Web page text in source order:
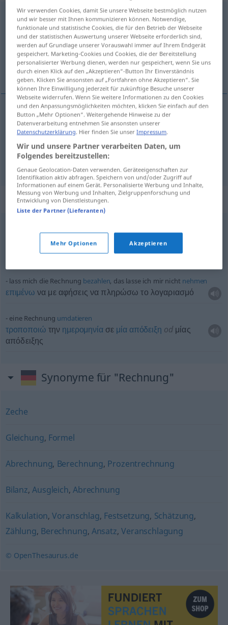
Rechnungf <-;-en>
Übersicht aller Übersetzungen
(Für mehr Details die Übersetzung anklicken/antippen)
υπολογισμός, λογαριασμός
υπολογισμόςm Rechnung MATH
λογαριασμόςm RechnungQuittung
Beispielsätze für "Rechnung"
Grippemachte ihren Plänen einenStrichdurch die Rechnung
κατέστρεψε τα σχέδιάτους
lass mich die Rechnung bezahlen, das lasse ich mir nicht nehmen
επιμένω να με αφήσεις να πληρώσω το λογαριασμό
eine Rechnung umdatieren
τροποποιώ την ημερομηνίασε μία απόδειξη od μίας
απόδειξης
Synonyme für "Rechnung"
Zeche
Gleichung, Formel
Abrechnung, Berechnung, Prozentrechnung
Bilanz,Ausgleich,Abrechnung
Kalkulation,Voranschlag, Festsetzung, Schätzung,
Zählung, Berechnung, Ansatz,Veranschlagung
© OpenThesaurus.de
Wir verwenden Cookies, damit Sie unsere Webseite bestmöglich nutzen
und wir besser mit Ihnen kommunizieren können. Notwendige,
funktionale und statistische Cookies, die für den Betrieb der Webseite
und der statistischen Auswertung unserer Webseite erforderlich sind,
werden auf Grundlage unserer Vorauswahl immer auf Ihrem Endgerät
gespeichert. Marketing-Cookies und Cookies, die der Bereitstellung
personalisierter Werbung dienen, werden nur gespeichert, wenn Sie uns
durch einen Klick auf den „Akzeptieren“-Button Ihr Einverständnis
geben. Klicken Sie ansonsten auf „Fortfahren ohne Akzeptieren“. Sie
können Ihre Einwilligung jederzeit für zukünftige Besuche unserer
Webseite widerrufen. Wenn Sie weitere Informationen zu den Cookies
und den Anpassungsmöglichkeiten möchten, klicken Sie einfach auf den
Button „Mehr Optionen“. Weitergehende Hinweise zu der
Datenverarbeitung entnehmen Sie ansonsten unserer
Datenschutzerklärung. Hier finden Sie unserImpressum.
Wir und unsere Partner verarbeiten Daten, um
Folgendes bereitzustellen:
Genaue Geolocation-Daten verwenden. Geräteeigenschaften zur
Identifikation aktiv abfragen. Speichern von und/oder Zugriff auf
Informationen auf einem Gerät. Personalisierte Werbung und Inhalte,
Messung von Werbung und Inhalten, Zielgruppenforschung und
Entwicklung von Dienstleistungen.
Liste der Partner (Lieferanten)
Mehr Optionen Akzeptieren